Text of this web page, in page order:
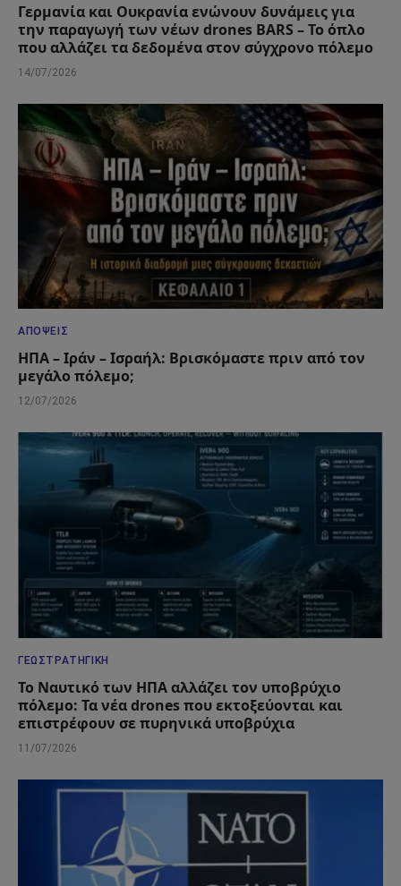
Γερμανία και Ουκρανία ενώνουν δυνάμεις για
την παραγωγή των νέων drones BARS – Το όπλο
που αλλάζει τα δεδομένα στον σύγχρονο πόλεμο
14/07/2026
ΑΠΌΨΕΙΣ
ΗΠΑ – Ιράν – Ισραήλ: Βρισκόμαστε πριν από τον
μεγάλο πόλεμο;
12/07/2026
ΓΕΩΣΤΡΑΤΗΓΙΚΉ
Το Ναυτικό των ΗΠΑ αλλάζει τον υποβρύχιο
πόλεμο: Τα νέα drones που εκτοξεύονται και
επιστρέφουν σε πυρηνικά υποβρύχια
11/07/2026